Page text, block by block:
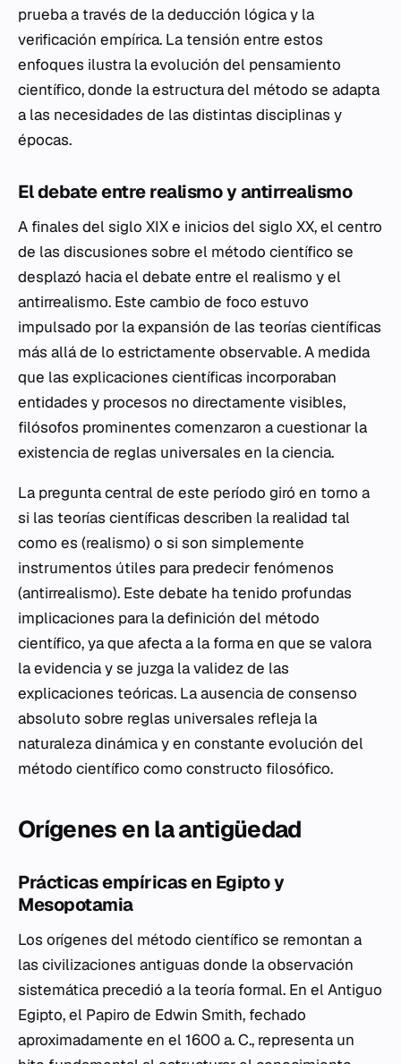
prueba a través de la deducción lógica y la
verificación empírica. La tensión entre estos
enfoques ilustra la evolución del pensamiento
científico, donde la estructura del método se adapta
a las necesidades de las distintas disciplinas y
épocas.
El debate entre realismo y antirrealismo
A finales del siglo XIX e inicios del siglo XX, el centro
de las discusiones sobre el método científico se
desplazó hacia el debate entre el realismo y el
antirrealismo. Este cambio de foco estuvo
impulsado por la expansión de las teorías científicas
más allá de lo estrictamente observable. A medida
que las explicaciones científicas incorporaban
entidades y procesos no directamente visibles,
filósofos prominentes comenzaron a cuestionar la
existencia de reglas universales en la ciencia.
La pregunta central de este período giró en torno a
si las teorías científicas describen la realidad tal
como es (realismo) o si son simplemente
instrumentos útiles para predecir fenómenos
(antirrealismo). Este debate ha tenido profundas
implicaciones para la definición del método
científico, ya que afecta a la forma en que se valora
la evidencia y se juzga la validez de las
explicaciones teóricas. La ausencia de consenso
absoluto sobre reglas universales refleja la
naturaleza dinámica y en constante evolución del
método científico como constructo filosófico.
Orígenes en la antigüedad
Prácticas empíricas en Egipto y
Mesopotamia
Los orígenes del método científico se remontan a
las civilizaciones antiguas donde la observación
sistemática precedió a la teoría formal. En el Antiguo
Egipto, el Papiro de Edwin Smith, fechado
aproximadamente en el 1600 a. C., representa un